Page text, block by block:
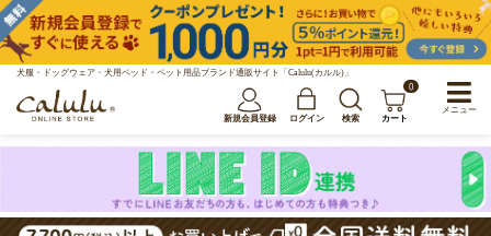
犬服・ドッグウェア・犬用ベッド・ペット用品ブランド通販サイト「Calulu(カルル)」
新規会員登録 ログイン 検索
0
カート
メニュー